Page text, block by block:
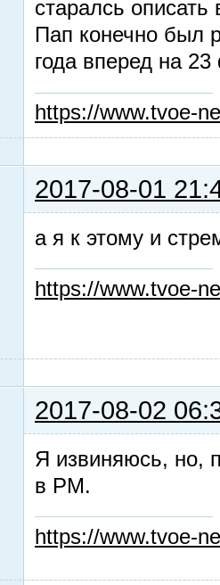
старалсь
Пап конечно был
года вперед на
https://www.tvoe-
2017-08-01
а я к этому и
https://www.tvoe-
2017-08-02
Я извиняюсь, но,
в PM.
https://www.tvoe-